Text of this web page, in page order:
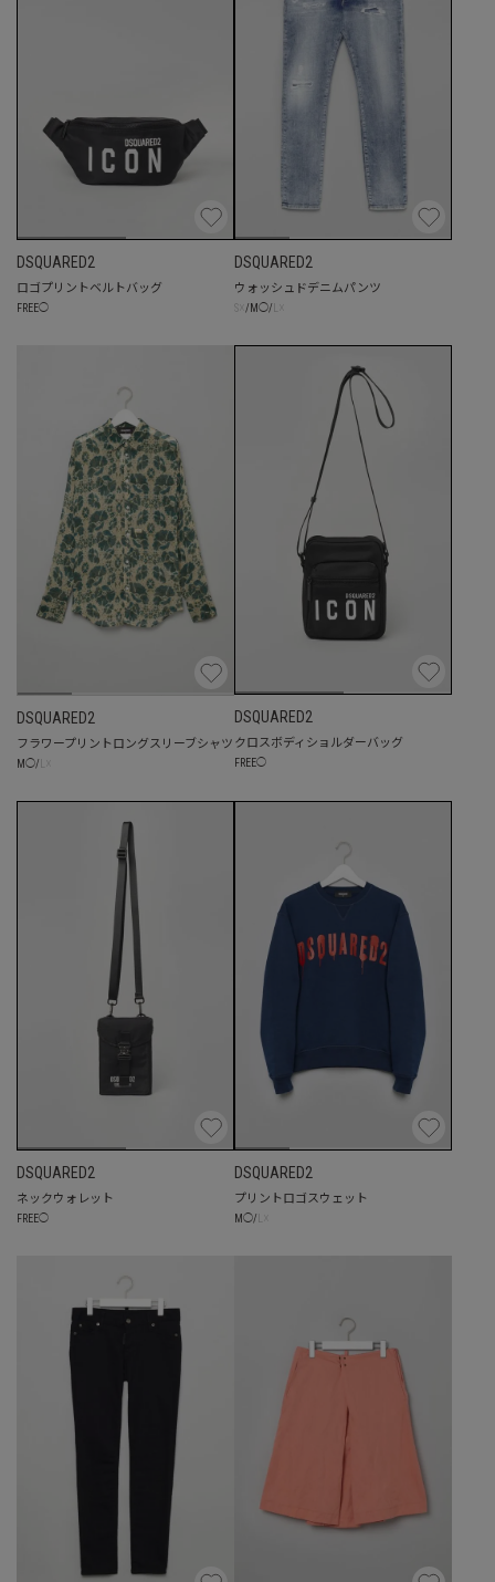
DSQUARED2
ロゴプリントベルトバッグ
FREE◯
DSQUARED2
ウォッシュドデニムパンツ
/ M ◯/
DSQUARED2
フラワープリントロングスリーブシャツ
M ◯/
DSQUARED2
クロスボディショルダーバッグ
FREE◯
DSQUARED2
ネックウォレット
FREE◯
DSQUARED2
プリントロゴスウェット
M ◯/